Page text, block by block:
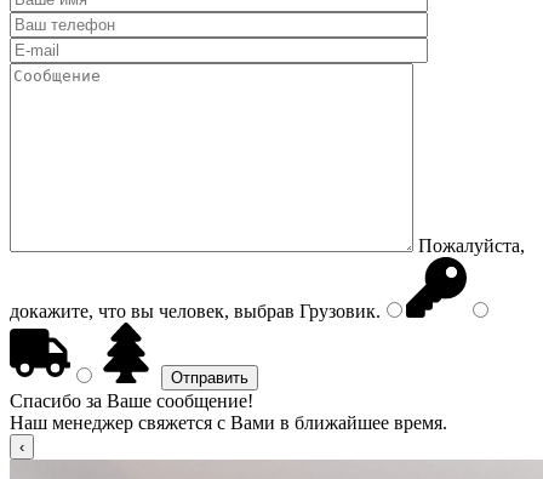
Пожалуйста,
докажите, что вы человек, выбрав Грузовик.
Спасибо за Ваше сообщение!
Наш менеджер свяжется с Вами в ближайшее время.